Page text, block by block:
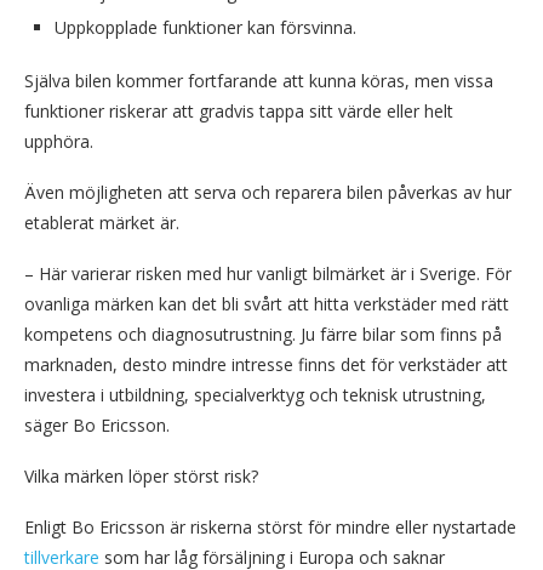
Uppkopplade funktioner kan försvinna.
Själva bilen kommer fortfarande att kunna köras, men vissa
funktioner riskerar att gradvis tappa sitt värde eller helt
upphöra.
Även möjligheten att serva och reparera bilen påverkas av hur
etablerat märket är.
– Här varierar risken med hur vanligt bilmärket är i Sverige. För
ovanliga märken kan det bli svårt att hitta verkstäder med rätt
kompetens och diagnosutrustning. Ju färre bilar som finns på
marknaden, desto mindre intresse finns det för verkstäder att
investera i utbildning, specialverktyg och teknisk utrustning,
säger Bo Ericsson.
Vilka märken löper störst risk?
Enligt Bo Ericsson är riskerna störst för mindre eller nystartade
tillverkare som har låg försäljning i Europa och saknar